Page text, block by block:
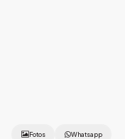
Fotos Whatsapp